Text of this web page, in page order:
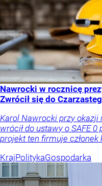
Nawrocki w rocznicę
Zwrócił się do
Karol Nawrocki przy
wrócił do ustawy o SAFE 0
projekt ten firmuje członek
KrajPolitykaGospodarka